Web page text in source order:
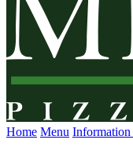
Home Menu Information